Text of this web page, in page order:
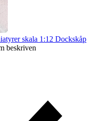
beskriven
skala 1:12 Dockskåp